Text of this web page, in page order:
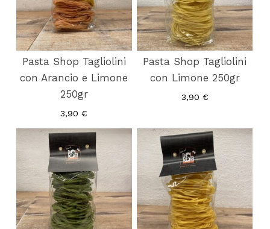
Pasta Shop Tagliolini
con Arancio e Limone
250gr
3,90€
Pasta Shop Tagliolini
con Limone 250gr
3,90 €